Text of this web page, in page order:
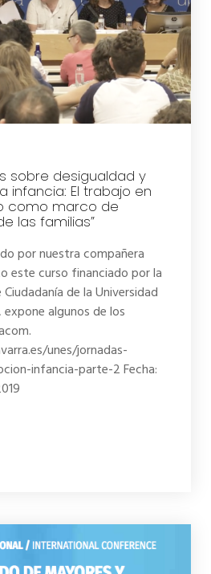
sobre desigualdad y
infancia: El trabajo en
como marco de
las familias”
por nuestra compañera
este curso financiado por la
de la Universidad
algunos de los
unes/jornadas-
infancia-parte-2 Fecha: